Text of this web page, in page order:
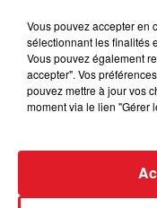
409 BAVARIO DE
Le
Vous pouvez accepter en
sélectionnant les finalités
Vous pouvez également
accepter". Vos
pouvez mettre à jour vos
moment via le lien "Gérer